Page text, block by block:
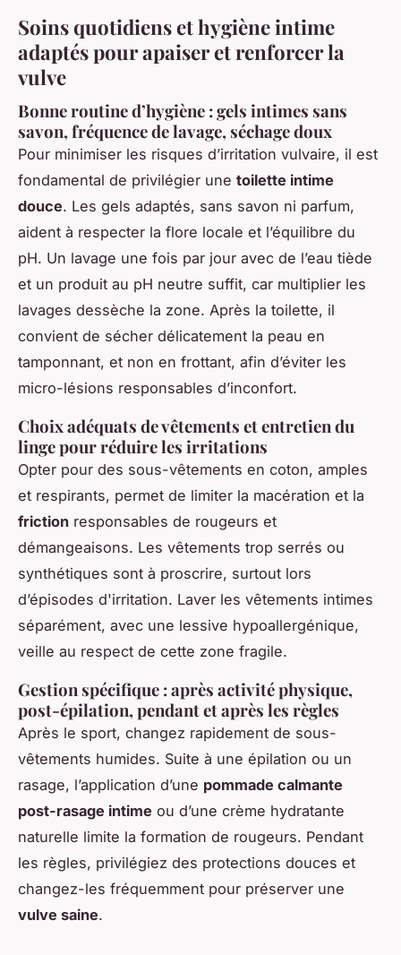
Soins quotidiens et hygiène intime
adaptés pour apaiser et renforcer la
vulve
Bonne routine d’hygiène : gels intimes sans
savon, fréquence de lavage, séchage doux
Pour minimiser les risques d’irritation vulvaire, il est
fondamental de privilégier une toilette intime
douce. Les gels adaptés, sans savon ni parfum,
aident à respecter la flore locale et l’équilibre du
pH. Un lavage une fois par jour avec de l’eau tiède
et un produit au pH neutre suffit, car multiplier les
lavages dessèche la zone. Après la toilette, il
convient de sécher délicatement la peau en
tamponnant, et non en frottant, afin d’éviter les
micro-lésions responsables d’inconfort.
Choix adéquats de vêtements et entretien du
linge pour réduire les irritations
Opter pour des sous-vêtements en coton, amples
et respirants, permet de limiter la macération et la
friction responsables de rougeurs et
démangeaisons. Les vêtements trop serrés ou
synthétiques sont à proscrire, surtout lors
d’épisodes d'irritation. Laver les vêtements intimes
séparément, avec une lessive hypoallergénique,
veille au respect de cette zone fragile.
Gestion spécifique : après activité physique,
post-épilation, pendant et après les règles
Après le sport, changez rapidement de sous-
vêtements humides. Suite à une épilation ou un
rasage, l’application d’une pommade calmante
post-rasage intime ou d’une crème hydratante
naturelle limite la formation de rougeurs. Pendant
les règles, privilégiez des protections douces et
changez-les fréquemment pour préserver une
vulve saine.